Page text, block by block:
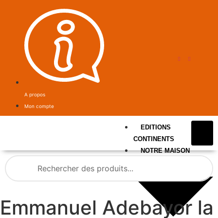
A propos
Mon compte
EDITIONS
CONTINENTS
NOTRE MAISON
Emmanuel Adebayor la